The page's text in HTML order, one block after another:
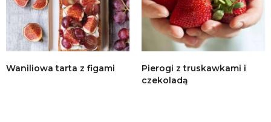
Waniliowa tarta z figami
Pierogi z truskawkami i
czekoladą